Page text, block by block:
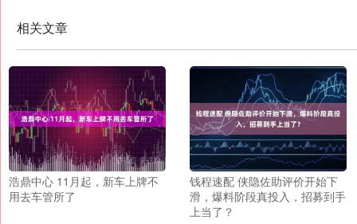
相关文章
浩鼎中心 11月起，新车上牌不
用去车管所了
钱程速配 侠隐佐助评价开始下
滑，爆料阶段真投入，招募到手
上当了？